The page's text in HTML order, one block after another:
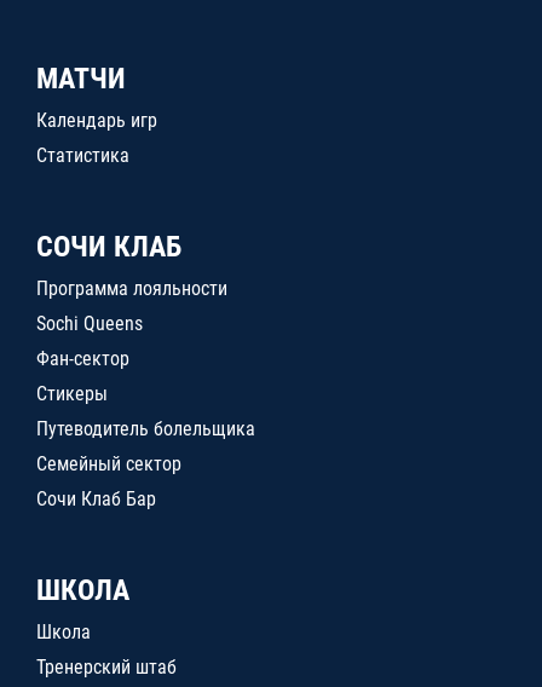
МАТЧИ
Календарь игр
Статистика
СОЧИ КЛАБ
Программа лояльности
Sochi Queens
Фан-сектор
Стикеры
Путеводитель болельщика
Семейный сектор
Сочи Клаб Бар
ШКОЛА
Школа
Тренерский штаб